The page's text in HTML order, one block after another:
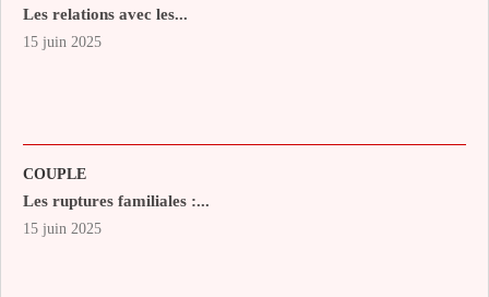
Les relations avec les...
15 juin 2025
COUPLE
Les ruptures familiales :...
15 juin 2025